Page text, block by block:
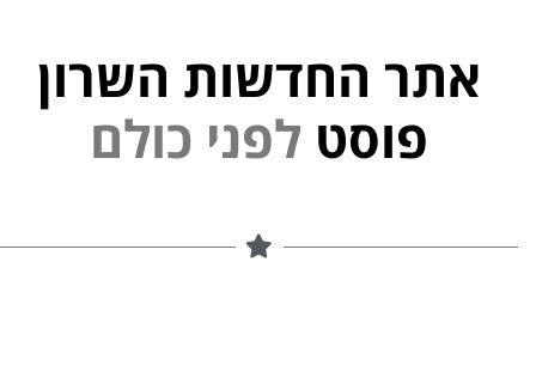
אתר החדשות השרון
פוסט